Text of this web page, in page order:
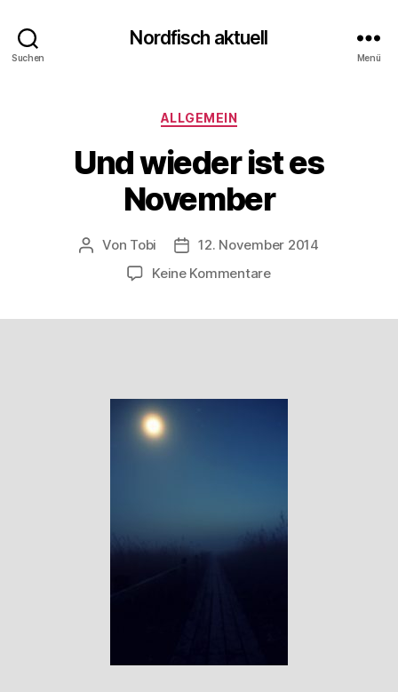
Suchen
Nordfisch aktuell
Menü
Kategorien
ALLGEMEIN
Und wieder ist es
November
Beitragsautor
Von Tobi Beitragsdatum
12. November 2014
Keine Kommentarezu